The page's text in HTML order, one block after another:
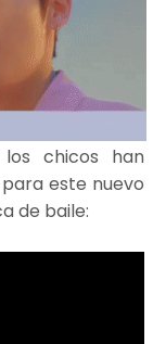
chicos han
este nuevo
de baile: